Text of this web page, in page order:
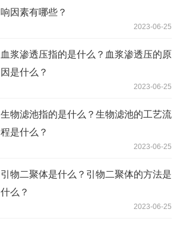
响因素有哪些？
2023-06-25
血浆渗透压指的是什么？血浆渗透压的原
因是什么？
2023-06-25
生物滤池指的是什么？生物滤池的工艺流
程是什么？
2023-06-25
引物二聚体是什么？引物二聚体的方法是
什么？
2023-06-25